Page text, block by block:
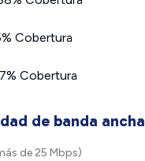
Cobertura
Cobertura
de banda ancha
de 25 Mbps)